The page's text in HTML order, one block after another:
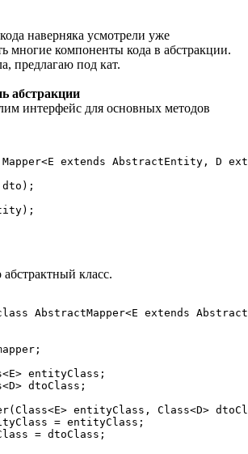
наверняка усмотрели уже
многие компоненты кода в абстракции.
предлагаю под кат.
абстракции
интерфейс для основных методов
extends AbstractEntity, D
класс.
AbstractMapper<E extends
entityClass;
dtoClass;
entityClass, Class<D>
= entityClass;
= dtoClass;